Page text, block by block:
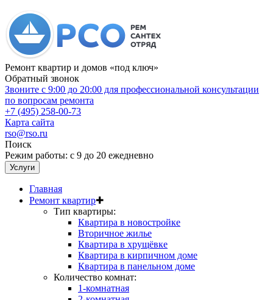
Ремонт квартир и домов «под ключ»
Обратный звонок
Звоните с 9:00 до 20:00 для профессиональной консультации
по вопросам ремонта
+7 (495) 258-00-73
Карта сайта
rso@rso.ru
Поиск
Режим работы: с 9 до 20 ежедневно
Услуги
Главная
Ремонт квартир✚
Тип квартиры:
Квартира в новостройке
Вторичное жилье
Квартира в хрущёвке
Квартира в кирпичном доме
Квартира в панельном доме
Количество комнат:
1-комнатная